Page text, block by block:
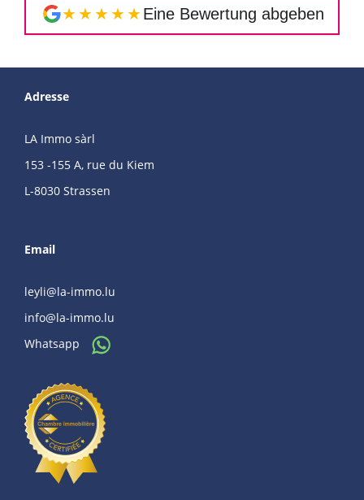
★★★★★Eine Bewertung abgeben
Adresse
LA Immo sàrl
153 -155 A, rue du Kiem
L-8030 Strassen
Email
leyli@la-immo.lu
info@la-immo.lu
Whatsapp